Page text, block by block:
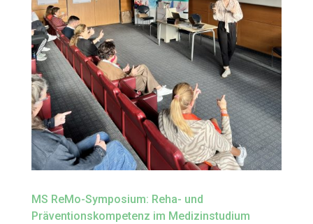
MS ReMo-Symposium: Reha- und
Präventionskompetenz im Medizinstudium